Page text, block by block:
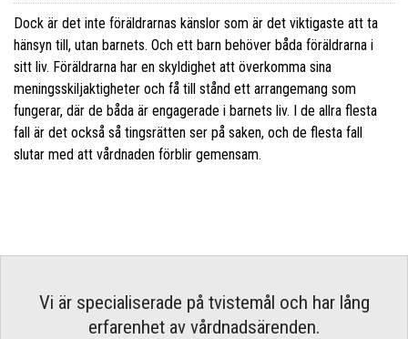
Dock är det inte föräldrarnas känslor som är det viktigaste att ta
hänsyn till, utan barnets. Och ett barn behöver båda föräldrarna i
sitt liv. Föräldrarna har en skyldighet att överkomma sina
meningsskiljaktigheter och få till stånd ett arrangemang som
fungerar, där de båda är engagerade i barnets liv. I de allra flesta
fall är det också så tingsrätten ser på saken, och de flesta fall
slutar med att vårdnaden förblir gemensam.
Vi är specialiserade på tvistemål och har lång
erfarenhet av vårdnadsärenden.